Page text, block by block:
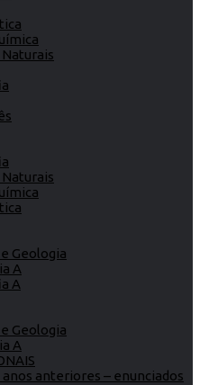
Naturais
Naturais
Geologia
A
A
Geologia
A
anos anteriores – enunciados